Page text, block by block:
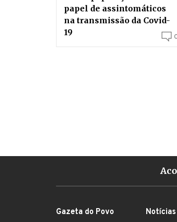
papel de assintomáticos
na transmissão da Covid-
19
Gazeta do Povo Notícias